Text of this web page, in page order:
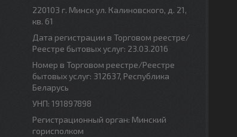
220103 г. Минск ул. Калиновского, д. 21,
кв. 61
Дата регистрации в Торговом реестре/
Реестре бытовых услуг: 23.03.2016
Номер в Торговом реестре/Реестре
бытовых услуг: 312637, Республика
Беларусь
УНП: 191897898
Регистрационный орган: Минский
горисполком